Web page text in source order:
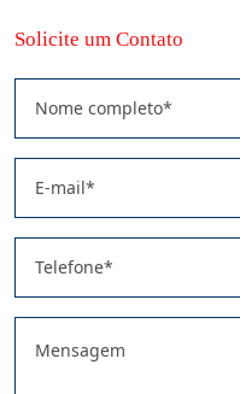
Solicite um Contato